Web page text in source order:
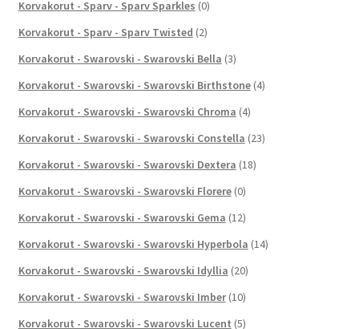
Korvakorut - Sparv - Sparv Sparkles (0)
Korvakorut - Sparv - Sparv Twisted (2)
Korvakorut - Swarovski - Swarovski Bella (3)
Korvakorut - Swarovski - Swarovski Birthstone (4)
Korvakorut - Swarovski - Swarovski Chroma (4)
Korvakorut - Swarovski - Swarovski Constella (23)
Korvakorut - Swarovski - Swarovski Dextera (18)
Korvakorut - Swarovski - Swarovski Florere (0)
Korvakorut - Swarovski - Swarovski Gema (12)
Korvakorut - Swarovski - Swarovski Hyperbola (14)
Korvakorut - Swarovski - Swarovski Idyllia (20)
Korvakorut - Swarovski - Swarovski Imber (10)
Korvakorut - Swarovski - Swarovski Lucent (5)